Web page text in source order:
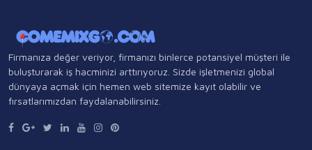
Firmanıza değer veriyor, firmanızı binlerce potansiyel müşteri ile
buluşturarak iş hacminizi arttırıyoruz. Sizde işletmenizi global
dünyaya açmak için hemen web sitemize kayıt olabilir ve
fırsatlarımızdan faydalanabilirsiniz.